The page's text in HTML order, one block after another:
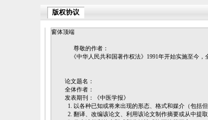
版权协议
窗体顶端
尊敬的作者：
《中华人民共和国著作权法》1991年开始实施至今
论文题名：
全体作者：
发表期刊：《中医学报》
1. 以各种已知或将来出现的形态、格式和媒介（包括
2. 翻译、改编该论文、利用该论文制作摘要或从中提